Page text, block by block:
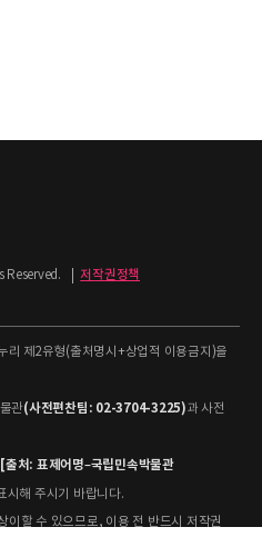
Reserved.
저작권정책
리 제2유형(출처명시+상업적 이용금지)을
관(사전편찬팀: 02-3704-3225)과 사전
[출처: 표제어명–국립민속박물관
시해 주시기 바랍니다.
이할 수 있으므로, 이용 전 반드시 저작권